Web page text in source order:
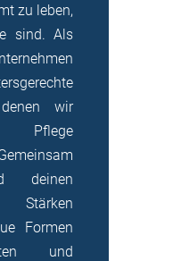
zu leben,
sind. Als
wir
Pflege
Stärken
Formen
und